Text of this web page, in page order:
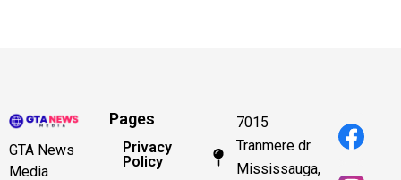
GTA News
Media
Pages
Privacy
Policy
7015
Tranmere dr
Mississauga,